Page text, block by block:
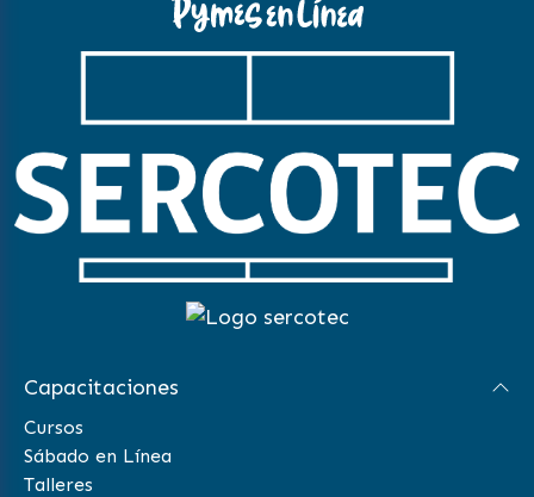
Capacitaciones
Cursos
Sábado en Línea
Talleres